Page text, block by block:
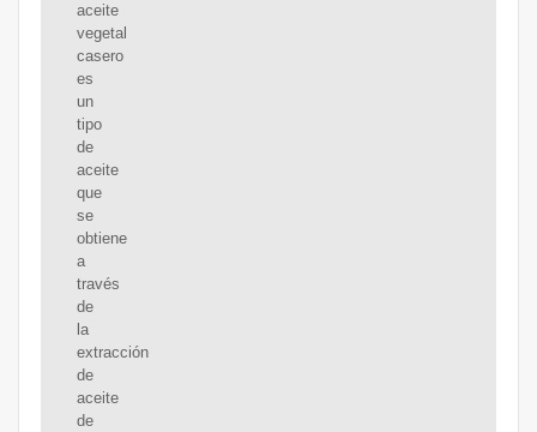
aceite
vegetal
casero
es
un
tipo
de
aceite
que
se
obtiene
a
través
de
la
extracción
de
aceite
de